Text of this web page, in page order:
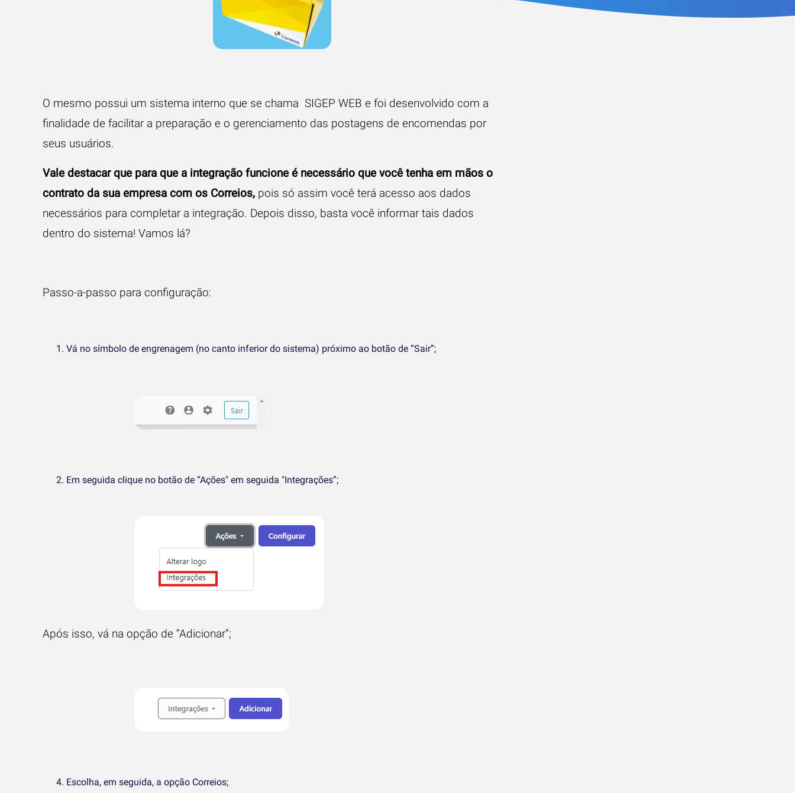
O mesmo possui um sistema interno que se chama SIGEP WEB e foi desenvolvido com a
finalidade de facilitar a preparação e o gerenciamento das postagens de encomendas por
seus usuários.
Vale destacar que para que a integração funcione é necessário que você tenha em mãos o
contrato da sua empresa com os Correios, pois só assim você terá acesso aos dados
necessários para completar a integração. Depois disso, basta você informar tais dados
dentro do sistema! Vamos lá?
Passo-a-passo para configuração:
Vá no símbolo de engrenagem (no canto inferior do sistema) próximo ao botão de “Sair”;
Em seguida clique no botão de “Ações" em seguida "Integrações”;
Após isso, vá na opção de “Adicionar”;
Escolha, em seguida, a opção Correios;